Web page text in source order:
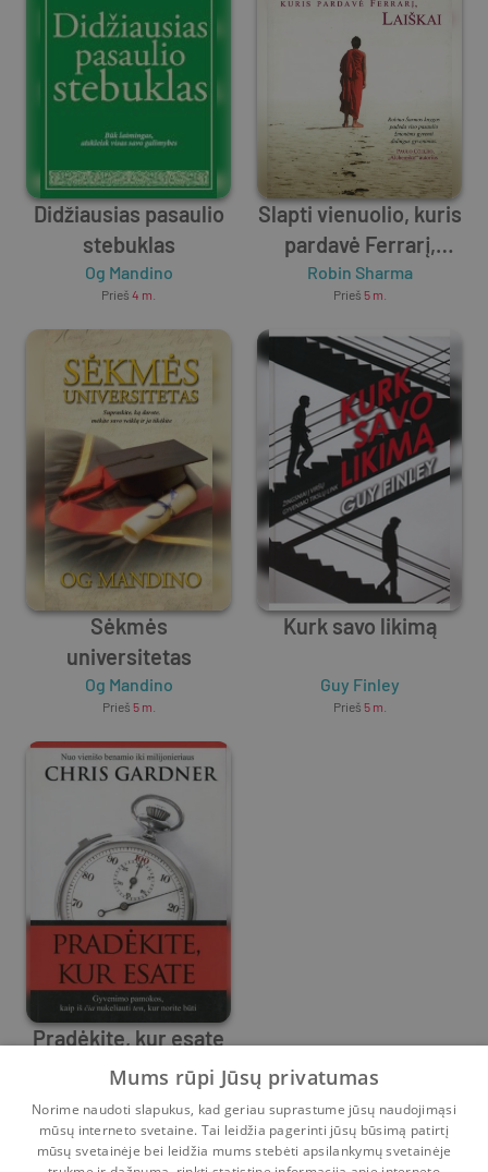
Didžiausias pasaulio
stebuklas
Og Mandino
Prieš 4 m.
Slapti vienuolio, kuris
pardavė Ferrarį,
laiškai
Robin Sharma
Prieš 5 m.
Sėkmės
universitetas
Og Mandino
Prieš 5 m.
Kurk savo likimą
Guy Finley
Prieš 5 m.
Pradėkite, kur esate
Prieš 5 m.
1 2
Mums rūpi Jūsų privatumas
Norime naudoti slapukus, kad geriau suprastume jūsų naudojimąsi
mūsų interneto svetaine. Tai leidžia pagerinti jūsų būsimą patirtį
mūsų svetainėje bei leidžia mums stebėti apsilankymų svetainėje